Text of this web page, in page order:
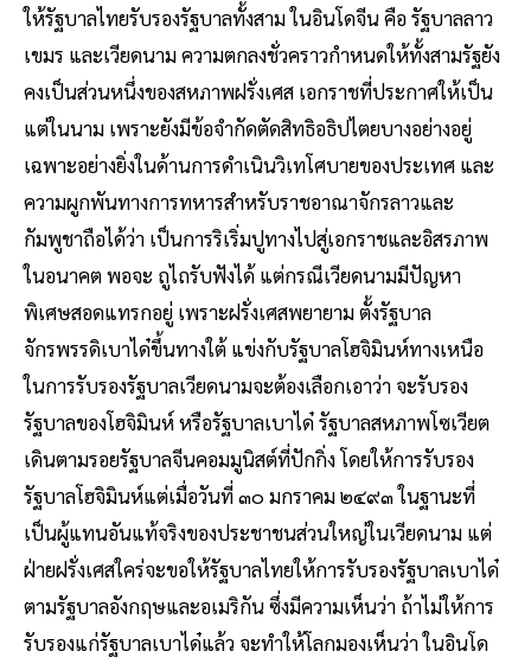
ให้รัฐบาลไทยรับรองรัฐบาลทั้งสาม ในอินโดจีน คือ รัฐบาลลาว
เขมร และเวียดนาม ความตกลงชั่วคราวกำหนดให้ทั้งสามรัฐยัง
คงเป็นส่วนหนึ่งของสหภาพฝรั่งเศส เอกราชที่ประกาศให้เป็น
แต่ในนาม เพราะยังมีข้อจำกัดตัดสิทธิอธิปไตยบางอย่างอยู่
เฉพาะอย่างยิ่งในด้านการดำเนินวิเทโศบายของประเทศ และ
ความผูกพันทางการทหารสำหรับราชอาณาจักรลาวและ
กัมพูชาถือได้ว่า เป็นการริเริ่มปูทางไปสู่เอกราชและอิสรภาพ
ในอนาคต พอจะ ถูไถรับฟังได้ แต่กรณีเวียดนามมีปัญหา
พิเศษสอดแทรกอยู่ เพราะฝรั่งเศสพยายาม ตั้งรัฐบาล
จักรพรรดิเบาได๋ขึ้นทางใต้ แข่งกับรัฐบาลโฮจิมินห์ทางเหนือ
ในการรับรองรัฐบาลเวียดนามจะต้องเลือกเอาว่า จะรับรอง
รัฐบาลของโฮจิมินห์ หรือรัฐบาลเบาได๋ รัฐบาลสหภาพโซเวียต
เดินตามรอยรัฐบาลจีนคอมมูนิสต์ที่ปักกิ่ง โดยให้การรับรอง
รัฐบาลโฮจิมินห์แต่เมื่อวันที่ ๓๐ มกราคม ๒๔๙๓ ในฐานะที่
เป็นผู้แทนอันแท้จริงของประชาชนส่วนใหญ่ในเวียดนาม แต่
ฝ่ายฝรั่งเศสใคร่จะขอให้รัฐบาลไทยให้การรับรองรัฐบาลเบาได๋
ตามรัฐบาลอังกฤษและอเมริกัน ซึ่งมีความเห็นว่า ถ้าไม่ให้การ
รับรองแก่รัฐบาลเบาได๋แล้ว จะทำให้โลกมองเห็นว่า ในอินโด